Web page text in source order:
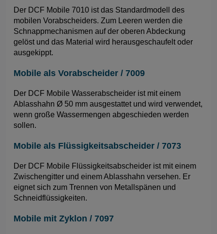
Der DCF Mobile 7010 ist das Standardmodell des
mobilen Vorabscheiders. Zum Leeren werden die
Schnappmechanismen auf der oberen Abdeckung
gelöst und das Material wird herausgeschaufelt oder
ausgekippt.
Mobile als Vorabscheider / 7009
Der DCF Mobile Wasserabscheider ist mit einem
Ablasshahn Ø 50 mm ausgestattet und wird verwendet,
wenn große Wassermengen abgeschieden werden
sollen.
Mobile als Flüssigkeitsabscheider / 7073
Der DCF Mobile Flüssigkeitsabscheider ist mit einem
Zwischengitter und einem Ablasshahn versehen. Er
eignet sich zum Trennen von Metallspänen und
Schneidflüssigkeiten.
Mobile mit Zyklon / 7097